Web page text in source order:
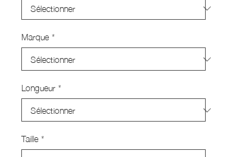
Marque*
Longueur*
Taille*